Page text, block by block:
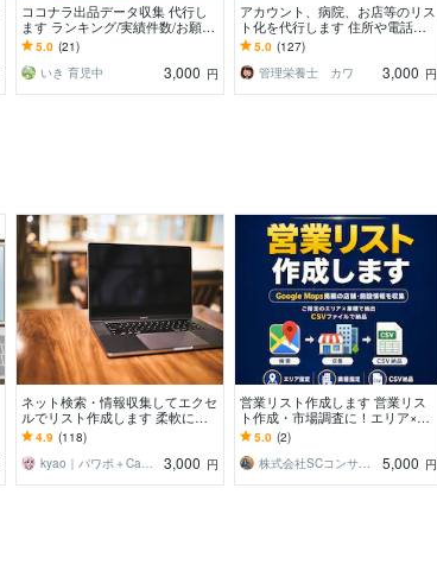
ココナラ出品データ収集 代行し
ます ランキング/実績件数/お願い
中人数/評価コメント/各推移
5.0 (21)
いき 育児中
3,000 円
アカウント、病院、お店等のリス
ト化を代行します 住所や電話番
号、特定の専門医、SNSアカウン
トをリストアップ
5.0 (127)
管理栄養士 カワ
3,000 円
ネット検索・情報収集してエクセ
ルでリスト作成します 柔軟にご
対応！営業に役立つ必要事項を見
やすくリスト化
4.9 (118)
kyao｜パワポ＋Canvaデザイナー
3,000 円
営業リスト作成します 営業リス
ト作成・市場調査に！エリア×業
種の店舗データを収集
5.0 (2)
株式会社SCコンサルティング
5,000 円